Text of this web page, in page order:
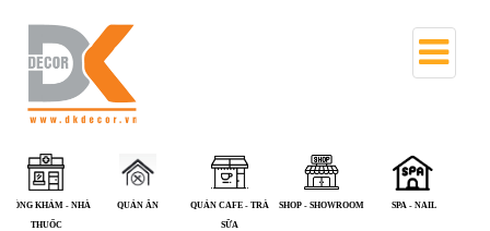
PHÒNG KHÁM - NHÀ
THUỐC
QUÁN ĂN
QUÁN CAFE - TRÀ
SỮA
SHOP - SHOWROOM SPA - NAIL